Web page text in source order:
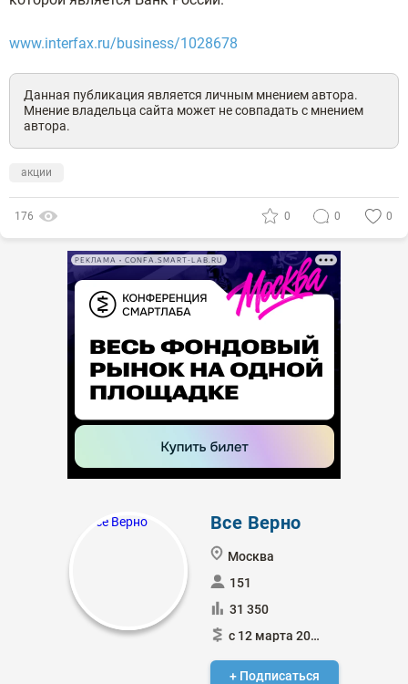
www.interfax.ru/business/1028678
Данная публикация является личным мнением автора.
Мнение владельца сайта может не совпадать с мнением
автора.
акции
176 0 0 0
РЕКЛАМА • CONFA.SMART-LAB.RU
Все Верно
Москва
151
31 350
с 12 марта 2018
+ Подписаться